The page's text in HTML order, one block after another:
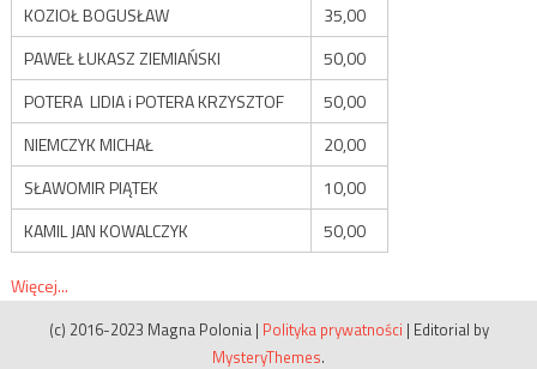
KOZIOŁ BOGUSŁAW
35,00
PAWEŁ ŁUKASZ ZIEMIAŃSKI
50,00
POTERA LIDIA i POTERA KRZYSZTOF
50,00
NIEMCZYK MICHAŁ
20,00
SŁAWOMIR PIĄTEK
10,00
KAMIL JAN KOWALCZYK
50,00
Więcej...
(c) 2016-2023 Magna Polonia | Polityka prywatności | Editorial by
MysteryThemes.